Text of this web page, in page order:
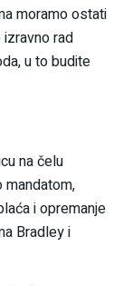
moramo ostati
rad
u to budite
na čelu
i opremanje
Bradley i